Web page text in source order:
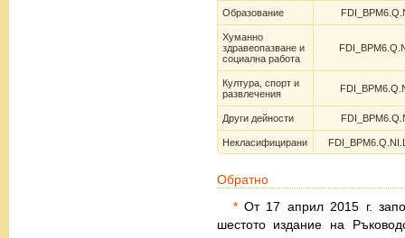
Образование
Хуманно
здравеопазване и
социална работа
Култура, спорт и
развлечения
Други дейности
Некласифицирани
Обратно
*От 17 април 2015 г.
шестото издание на